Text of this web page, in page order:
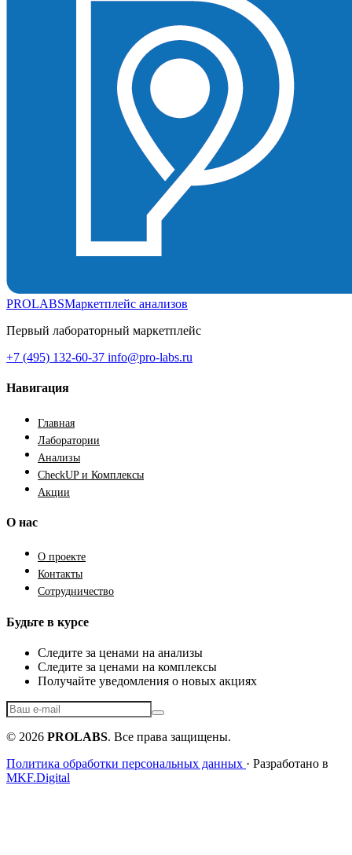
PROLABSМаркетплейс анализов
Первый лабораторный маркетплейс
+7 (495) 132-60-37 info@pro-labs.ru
Навигация
Главная
Лаборатории
Анализы
CheckUP и Комплексы
Акции
О нас
О проекте
Контакты
Сотрудничество
Будьте в курсе
Следите за ценами на анализы
Следите за ценами на комплексы
Получайте уведомления о новых акциях
© 2026 PROLABS. Все права защищены.
Политика обработки персональных данных · Разработано в
MKF.Digital